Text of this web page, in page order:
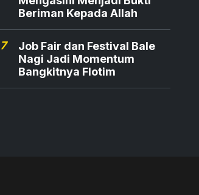
Beriman Kepada Allah
7
Job Fair dan Festival Bale
Nagi Jadi Momentum
Bangkitnya Flotim